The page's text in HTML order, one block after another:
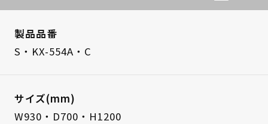
製品品番
S・KX-554A・C
サイズ(mm)
W930・D700・H1200